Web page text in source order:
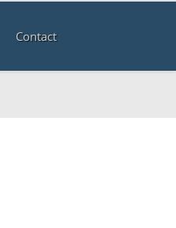
Contact